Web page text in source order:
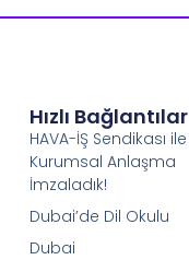
Hızlı Bağlantılar
HAVA-İŞ Sendikası ile
Kurumsal Anlaşma
İmzaladık!
Dubai’de Dil Okulu
Dubai